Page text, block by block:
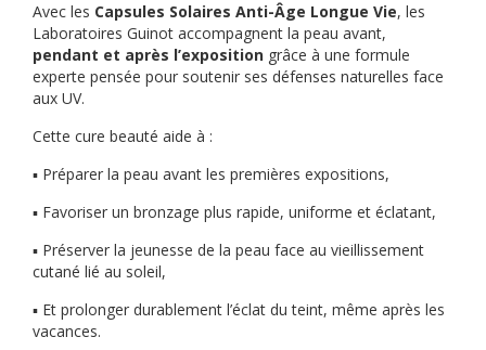
Avec les Capsules Solaires Anti-Âge Longue Vie, les
Laboratoires Guinot accompagnent la peau avant,
pendant et après l’exposition grâce à une formule
experte pensée pour soutenir ses défenses naturelles face
aux UV.
Cette cure beauté aide à :
▪️ Préparer la peau avant les premières expositions,
▪️ Favoriser un bronzage plus rapide, uniforme et éclatant,
▪️ Préserver la jeunesse de la peau face au vieillissement
cutané lié au soleil,
▪️ Et prolonger durablement l’éclat du teint, même après les
vacances.